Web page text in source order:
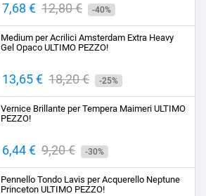
Prezzo
7,68 € Prezzo
base
12,80 € -40%
Medium per Acrilici Amsterdam Extra Heavy
Gel Opaco ULTIMO PEZZO!
Prezzo
13,65 € Prezzo
base
18,20 € -25%
Vernice Brillante per Tempera Maimeri ULTIMO
PEZZO!
Prezzo
6,44 € Prezzo
base
9,20 € -30%
Pennello Tondo Lavis per Acquerello Neptune
Princeton ULTIMO PEZZO!